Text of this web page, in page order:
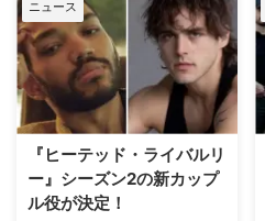
ニュース
『ヒーテッド・ライバルリ
ー』シーズン2の新カップ
ル役が決定！